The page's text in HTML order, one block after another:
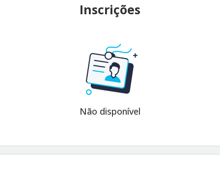
Inscrições
Não disponível